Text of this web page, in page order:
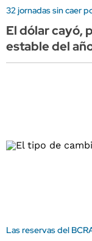
32 jornadas sin caer
El dólar cayó,
estable del
Las reservas del